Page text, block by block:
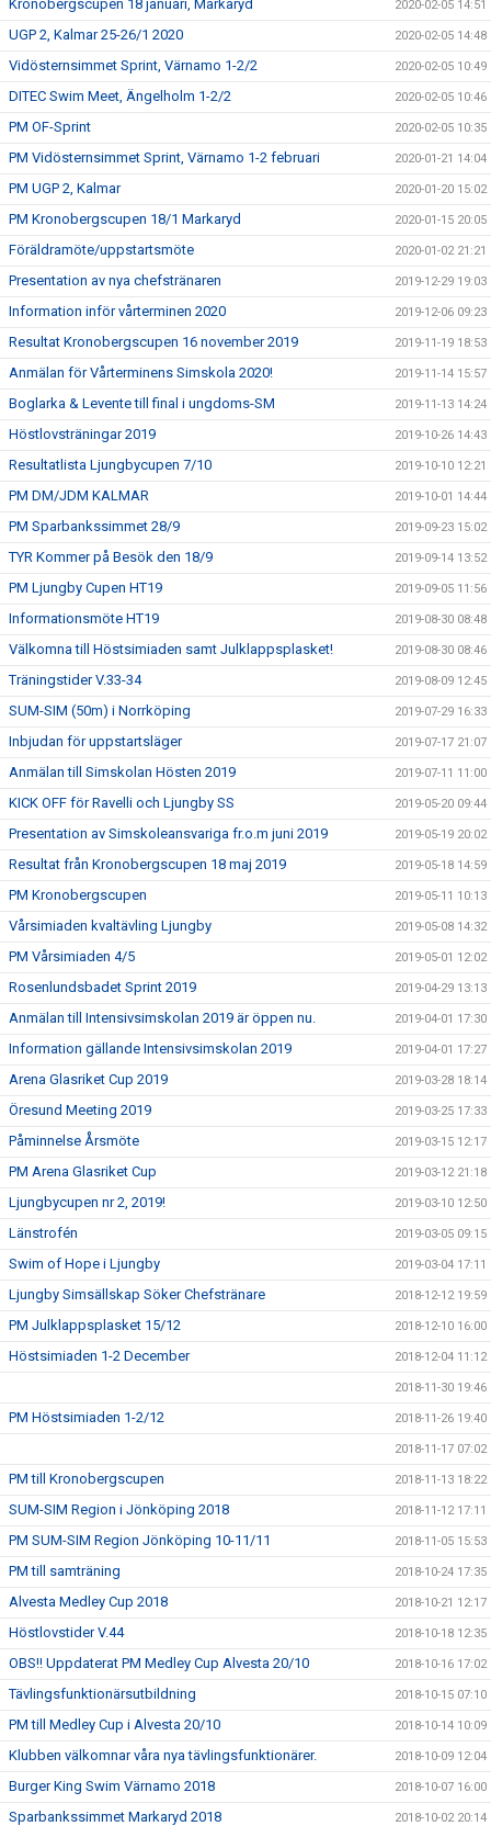
Kronobergscupen 18 januari, Markaryd 2020-02-05 14:51
UGP 2, Kalmar 25-26/1 2020 2020-02-05 14:48
Vidösternsimmet Sprint, Värnamo 1-2/2 2020-02-05 10:49
DITEC Swim Meet, Ängelholm 1-2/2 2020-02-05 10:46
PM OF-Sprint 2020-02-05 10:35
PM Vidösternsimmet Sprint, Värnamo 1-2 februari 2020-01-21 14:04
PM UGP 2, Kalmar 2020-01-20 15:02
PM Kronobergscupen 18/1 Markaryd 2020-01-15 20:05
Föräldramöte/uppstartsmöte 2020-01-02 21:21
Presentation av nya chefstränaren 2019-12-29 19:03
Information inför vårterminen 2020 2019-12-06 09:23
Resultat Kronobergscupen 16 november 2019 2019-11-19 18:53
Anmälan för Vårterminens Simskola 2020! 2019-11-14 15:57
Boglarka & Levente till final i ungdoms-SM 2019-11-13 14:24
Höstlovsträningar 2019 2019-10-26 14:43
Resultatlista Ljungbycupen 7/10 2019-10-10 12:21
PM DM/JDM KALMAR 2019-10-01 14:44
PM Sparbankssimmet 28/9 2019-09-23 15:02
TYR Kommer på Besök den 18/9 2019-09-14 13:52
PM Ljungby Cupen HT19 2019-09-05 11:56
Informationsmöte HT19 2019-08-30 08:48
Välkomna till Höstsimiaden samt Julklappsplasket! 2019-08-30 08:46
Träningstider V.33-34 2019-08-09 12:45
SUM-SIM (50m) i Norrköping 2019-07-29 16:33
Inbjudan för uppstartsläger 2019-07-17 21:07
Anmälan till Simskolan Hösten 2019 2019-07-11 11:00
KICK OFF för Ravelli och Ljungby SS 2019-05-20 09:44
Presentation av Simskoleansvariga fr.o.m juni 2019 2019-05-19 20:02
Resultat från Kronobergscupen 18 maj 2019 2019-05-18 14:59
PM Kronobergscupen 2019-05-11 10:13
Vårsimiaden kvaltävling Ljungby 2019-05-08 14:32
PM Vårsimiaden 4/5 2019-05-01 12:02
Rosenlundsbadet Sprint 2019 2019-04-29 13:13
Anmälan till Intensivsimskolan 2019 är öppen nu. 2019-04-01 17:30
Information gällande Intensivsimskolan 2019 2019-04-01 17:27
Arena Glasriket Cup 2019 2019-03-28 18:14
Öresund Meeting 2019 2019-03-25 17:33
Påminnelse Årsmöte 2019-03-15 12:17
PM Arena Glasriket Cup 2019-03-12 21:18
Ljungbycupen nr 2, 2019! 2019-03-10 12:50
Länstrofén 2019-03-05 09:15
Swim of Hope i Ljungby 2019-03-04 17:11
Ljungby Simsällskap Söker Chefstränare 2018-12-12 19:59
PM Julklappsplasket 15/12 2018-12-10 16:00
Höstsimiaden 1-2 December 2018-12-04 11:12
2018-11-30 19:46
PM Höstsimiaden 1-2/12 2018-11-26 19:40
2018-11-17 07:02
PM till Kronobergscupen 2018-11-13 18:22
SUM-SIM Region i Jönköping 2018 2018-11-12 17:11
PM SUM-SIM Region Jönköping 10-11/11 2018-11-05 15:53
PM till samträning 2018-10-24 17:35
Alvesta Medley Cup 2018 2018-10-21 12:17
Höstlovstider V.44 2018-10-18 12:35
OBS!! Uppdaterat PM Medley Cup Alvesta 20/10 2018-10-16 17:02
Tävlingsfunktionärsutbildning 2018-10-15 07:10
PM till Medley Cup i Alvesta 20/10 2018-10-14 10:09
Klubben välkomnar våra nya tävlingsfunktionärer. 2018-10-09 12:04
Burger King Swim Värnamo 2018 2018-10-07 16:00
Sparbankssimmet Markaryd 2018 2018-10-02 20:14